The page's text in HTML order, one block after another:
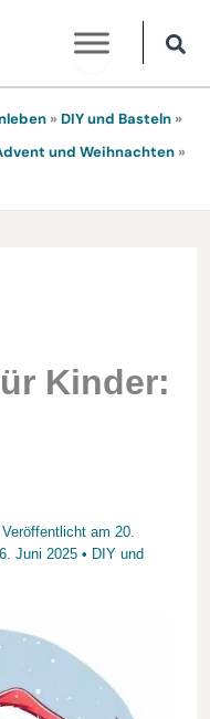
» DIY und Basteln »
und Weihnachten »
Kinder:
Veröffentlicht am 20.
6. Juni 2025• DIY und